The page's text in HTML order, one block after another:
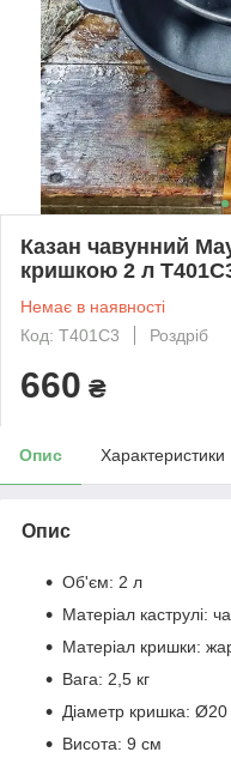
Казан чавунний
кришкою 2 л
Немає в наявності
Код: Т401С3
Роздріб
660 ₴
Опис Характеристики
Опис
Об'єм: 2 л
Матеріал каструлі:
Матеріал кришки:
Вага: 2,5 кг
Діаметр кришка: Ø20
Висота: 9 см